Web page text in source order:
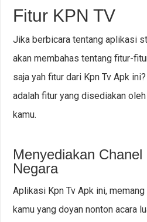
Fitur KPN TV
Jika berbicara tentang aplikasi
akan membahas tentang fitur-
saja yah fitur dari Kpn Tv Apk
adalah fitur yang disediakan
kamu.
Menyediakan
Negara
Aplikasi Kpn Tv Apk ini,
kamu yang doyan nonton acara